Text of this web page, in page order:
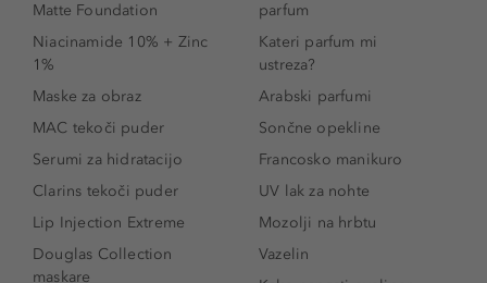
Matte Foundation
Niacinamide 10% + Zinc
1%
Maske za obraz
MAC tekoči puder
Serumi za hidratacijo
Clarins tekoči puder
Lip Injection Extreme
Douglas Collection
maskare
parfum
Kateri parfum mi
ustreza?
Arabski parfumi
Sončne opekline
Francosko manikuro
UV lak za nohte
Mozolji na hrbtu
Vazelin